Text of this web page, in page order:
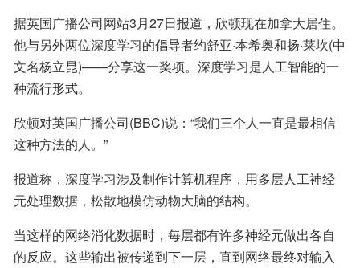
据英国广播公司网站3月27日报道，欣顿现在加拿大居住。
他与另外两位深度学习的倡导者约舒亚·本希奥和扬·莱坎(中
文名杨立昆)——分享这一奖项。深度学习是人工智能的一
种流行形式。
欣顿对英国广播公司(BBC)说：“我们三个人一直是最相信
这种方法的人。”
报道称，深度学习涉及制作计算机程序，用多层人工神经
元处理数据，松散地模仿动物大脑的结构。
当这样的网络消化数据时，每层都有许多神经元做出各自
的反应。这些输出被传递到下一层，直到网络最终对输入